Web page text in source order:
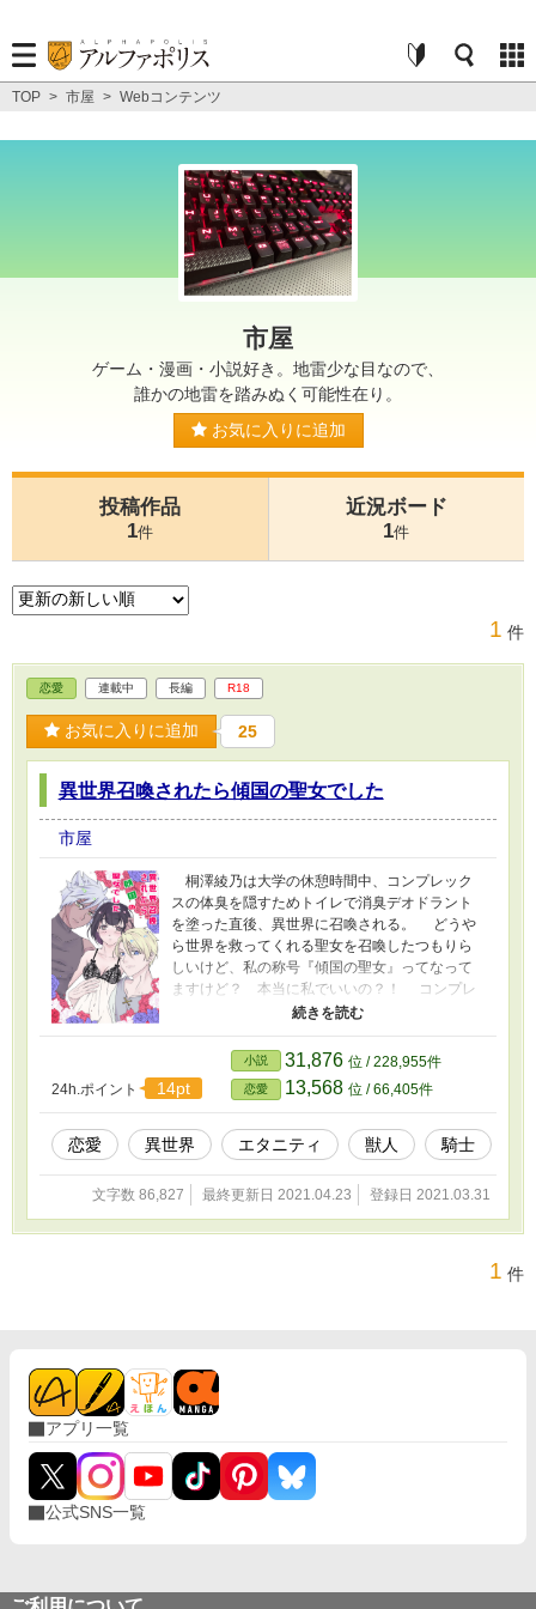
TOP > 市屋 > Webコンテンツ
市屋
ゲーム・漫画・小説好き。地雷少な目なので、
誰かの地雷を踏みぬく可能性在り。
お気に入りに追加
投稿作品
1件
近況ボード
1件
1 件
恋愛 連載中 長編 R18
お気に入りに追加 25
異世界召喚されたら傾国の聖女でした
市屋
桐澤綾乃は大学の休憩時間中、コンプレック
スの体臭を隠すためトイレで消臭デオドラント
を塗った直後、異世界に召喚される。 どうや
ら世界を救ってくれる聖女を召喚したつもりら
しいけど、私の称号『傾国の聖女』ってなって
ますけど？ 本当に私でいいの？！ コンプレ
ックスだった体臭が原因でとんでもないことに
なりながらも世界救済の為に綾乃は旅を続け
る。 果たして綾乃は『傾国』を覆すことが出
来るのか……。 ●18禁シーンには※マーク
を付けております。
24h.ポイント 14pt
小説 31,876 位 / 228,955件
恋愛 13,568 位 / 66,405件
恋愛 異世界 エタニティ 獣人 騎士
文字数 86,827 最終更新日 2021.04.23 登録日 2021.03.31
1 件
アプリ一覧
公式SNS一覧